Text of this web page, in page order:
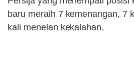
baru meraih 7 kemenangan, 7
kali menelan kekalahan.